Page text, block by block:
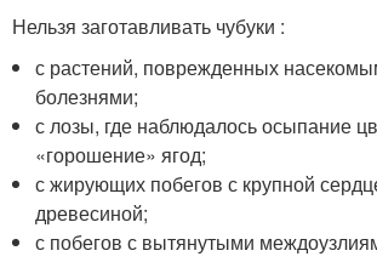
Нельзя заготавливать чубуки :
с растений, поврежденных
болезнями;
с лозы, где наблюдалось осыпание
«горошение» ягод;
с жирующих побегов с крупной
древесиной;
с побегов с вытянутыми